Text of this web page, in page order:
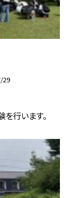
29
行います。